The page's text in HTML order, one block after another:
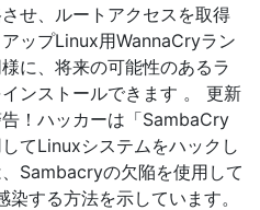
せ、ルートアクセスを取得
ップLinux用WannaCryラン
に、将来の可能性のあるラ
ンストールできます 。 更新
！ハッカーは「SambaCry
てLinuxシステムをハックし
Sambacryの欠陥を使用して
染する方法を示しています。